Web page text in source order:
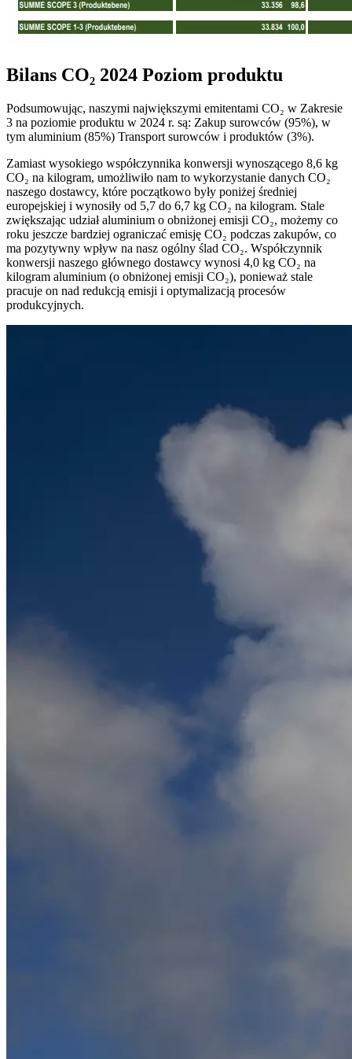
Bilans CO₂ 2024 Poziom produktu
Podsumowując, naszymi największymi emitentami CO₂ w Zakresie
3 na poziomie produktu w 2024 r. są: Zakup surowców (95%), w
tym aluminium (85%) Transport surowców i produktów (3%).
Zamiast wysokiego współczynnika konwersji wynoszącego 8,6 kg
CO₂ na kilogram, umożliwiło nam to wykorzystanie danych CO₂
naszego dostawcy, które początkowo były poniżej średniej
europejskiej i wynosiły od 5,7 do 6,7 kg CO₂ na kilogram. Stale
zwiększając udział aluminium o obniżonej emisji CO₂, możemy co
roku jeszcze bardziej ograniczać emisję CO₂ podczas zakupów, co
ma pozytywny wpływ na nasz ogólny ślad CO₂. Współczynnik
konwersji naszego głównego dostawcy wynosi 4,0 kg CO₂ na
kilogram aluminium (o obniżonej emisji CO₂), ponieważ stale
pracuje on nad redukcją emisji i optymalizacją procesów
produkcyjnych.